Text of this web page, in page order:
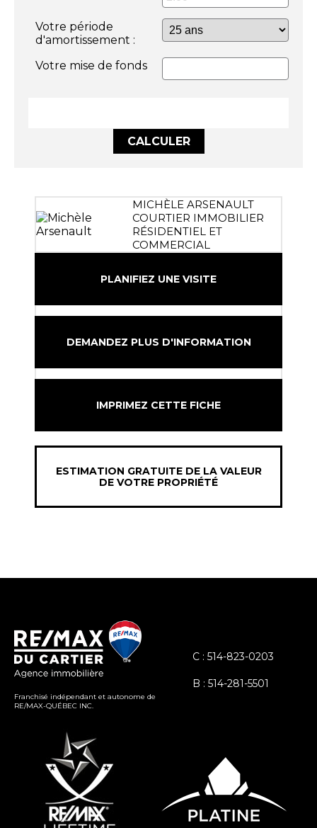
Votre période
d'amortissement :
Votre mise de fonds
CALCULER
MICHÈLE ARSENAULT
COURTIER IMMOBILIER
RÉSIDENTIEL ET
COMMERCIAL
PLANIFIEZ UNE VISITE
DEMANDEZ PLUS D'INFORMATION
IMPRIMEZ CETTE FICHE
ESTIMATION GRATUITE DE LA VALEUR
DE VOTRE PROPRIÉTÉ
Franchisé indépendant et autonome de
RE/MAX-QUÉBEC INC.
C : 514-823-0203
B : 514-281-5501